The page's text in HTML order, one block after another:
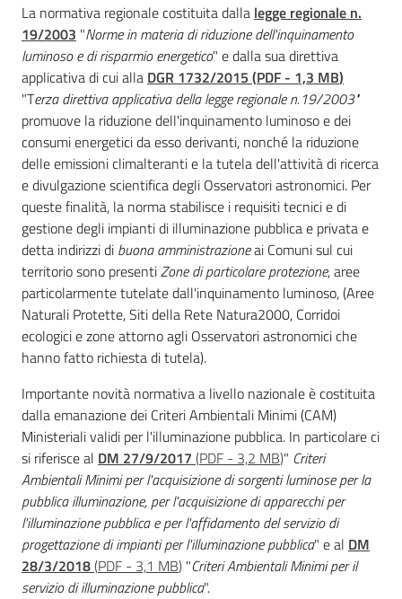
La normativa regionale costituita dalla legge regionale n.
19/2003 "Norme in materia di riduzione dell'inquinamento
luminoso e di risparmio energetico" e dalla sua direttiva
applicativa di cui alla DGR 1732/2015 (PDF - 1,3 MB)
"Terza direttiva applicativa della legge regionale n.19/2003"
promuove la riduzione dell'inquinamento luminoso e dei
consumi energetici da esso derivanti, nonché la riduzione
delle emissioni climalteranti e la tutela dell'attività di ricerca
e divulgazione scientifica degli Osservatori astronomici. Per
queste finalità, la norma stabilisce i requisiti tecnici e di
gestione degli impianti di illuminazione pubblica e privata e
detta indirizzi di buona amministrazioneai Comuni sul cui
territorio sono presentiZone di particolare protezione, aree
particolarmente tutelate dall'inquinamento luminoso, (Aree
Naturali Protette, Siti della Rete Natura2000, Corridoi
ecologici e zone attorno agli Osservatori astronomici che
hanno fatto richiesta di tutela).
Importante novità normativa a livello nazionale è costituita
dalla emanazione dei Criteri Ambientali Minimi (CAM)
Ministeriali validi per l'illuminazione pubblica. In particolare ci
si riferisce al DM 27/9/2017 (PDF - 3,2 MB)" Criteri
Ambientali Minimi per l'acquisizione di sorgenti luminose per la
pubblica illuminazione, per l'acquisizione di apparecchi per
l'illuminazione pubblica e per l'affidamento del servizio di
progettazione di impianti per l'illuminazione pubblica" e al DM
28/3/2018(PDF - 3,1 MB) "Criteri Ambientali Minimi per il
servizio di illuminazione pubblica".